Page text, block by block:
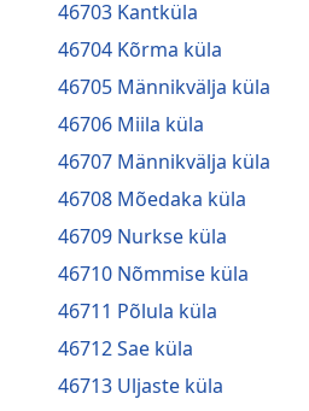
46703 Kantküla
46704 Kõrma küla
46705 Männikvälja küla
46706 Miila küla
46707 Männikvälja küla
46708 Mõedaka küla
46709 Nurkse küla
46710 Nõmmise küla
46711 Põlula küla
46712 Sae küla
46713 Uljaste küla